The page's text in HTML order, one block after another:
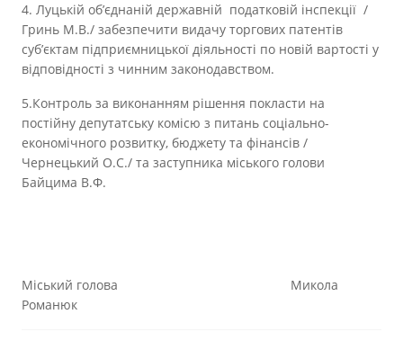
4. Луцькій об’єднаній державній податковій інспекції /
Гринь М.В./ забезпечити видачу торгових патентів
суб’єктам підприємницької діяльності по новій вартості у
відповідності з чинним законодавством.
5.Контроль за виконанням рішення покласти на
постійну депутатську комісю з питань соціально-
економічного розвитку, бюджету та фінансів /
Чернецький О.С./ та заступника міського голови
Байцима В.Ф.
Міський голова Микола
Романюк